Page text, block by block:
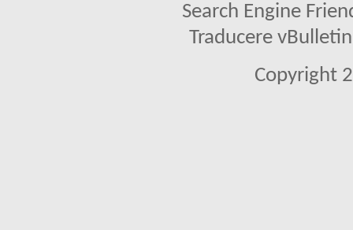
Search Engine
Traducere
Copyright